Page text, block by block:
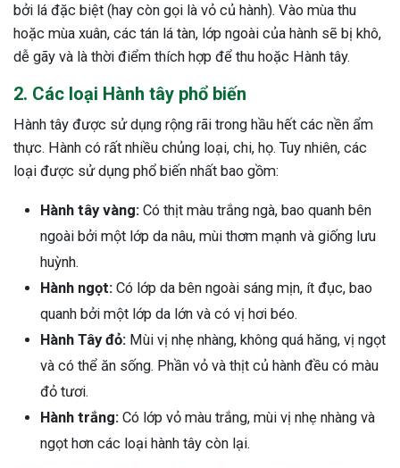
bởi lá đặc biệt (hay còn gọi là vỏ củ hành). Vào mùa thu
hoặc mùa xuân, các tán lá tàn, lớp ngoài của hành sẽ bị khô,
dễ gãy và là thời điểm thích hợp để thu hoặc Hành tây.
2. Các loại Hành tây phổ biến
Hành tây được sử dụng rộng rãi trong hầu hết các nền ẩm
thực. Hành có rất nhiều chủng loại, chi, họ. Tuy nhiên, các
loại được sử dụng phổ biến nhất bao gồm:
Hành tây vàng: Có thịt màu trắng ngà, bao quanh bên
ngoài bởi một lớp da nâu, mùi thơm mạnh và giống lưu
huỳnh.
Hành ngọt: Có lớp da bên ngoài sáng mịn, ít đục, bao
quanh bởi một lớp da lớn và có vị hơi béo.
Hành Tây đỏ: Mùi vị nhẹ nhàng, không quá hăng, vị ngọt
và có thể ăn sống. Phần vỏ và thịt củ hành đều có màu
đỏ tươi.
Hành trắng: Có lớp vỏ màu trắng, mùi vị nhẹ nhàng và
ngọt hơn các loại hành tây còn lại.